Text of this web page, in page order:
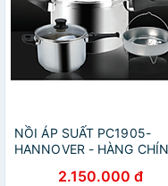
NỒI ÁP SUẤT PC1905-
HANNOVER - HÀNG
2.150.000 đ